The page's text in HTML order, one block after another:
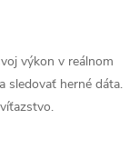
výkon v reálnom
sledovať herné dáta.